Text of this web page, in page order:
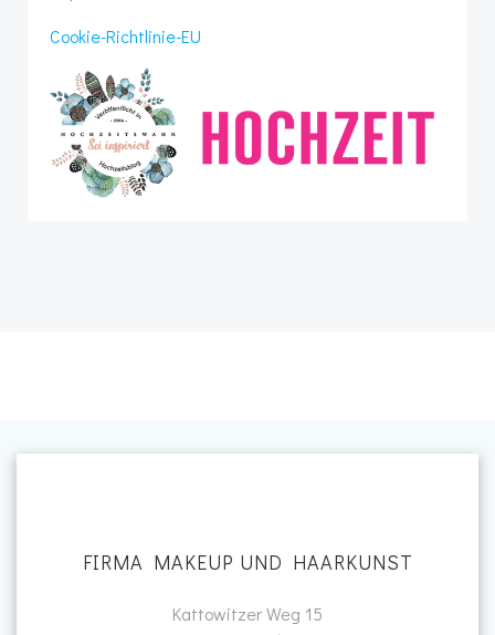
Cookie-Richtlinie-EU
FIRMA MAKEUP UND HAARKUNST
Kattowitzer Weg 15